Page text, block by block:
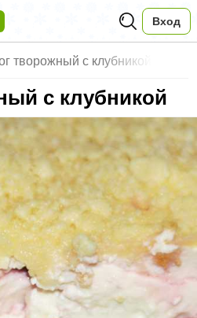
Вход
творожный с клубникой
с клубникой